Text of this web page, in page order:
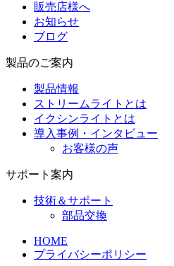
販売店様へ
お知らせ
ブログ
製品のご案内
製品情報
ストリームライトとは
イクシンライトとは
導入事例・インタビュー
お客様の声
サポート案内
技術＆サポート
部品交換
HOME
プライバシーポリシー